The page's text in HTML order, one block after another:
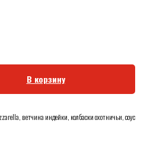
В корзину
ветчина индейки, колбаски охотничьи, соус